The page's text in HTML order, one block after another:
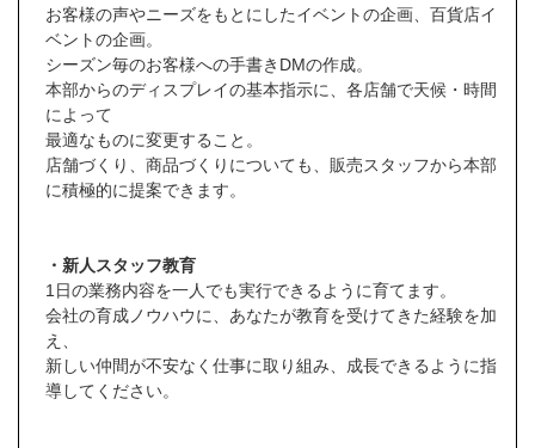
お客様の声やニーズをもとにしたイベントの企画、百貨店イ
ベントの企画。
シーズン毎のお客様への手書きDMの作成。
本部からのディスプレイの基本指示に、各店舗で天候・時間
によって
最適なものに変更すること。
店舗づくり、商品づくりについても、販売スタッフから本部
に積極的に提案できます。
・新人スタッフ教育
1日の業務内容を一人でも実行できるように育てます。
会社の育成ノウハウに、あなたが教育を受けてきた経験を加
え、
新しい仲間が不安なく仕事に取り組み、成長できるように指
導してください。